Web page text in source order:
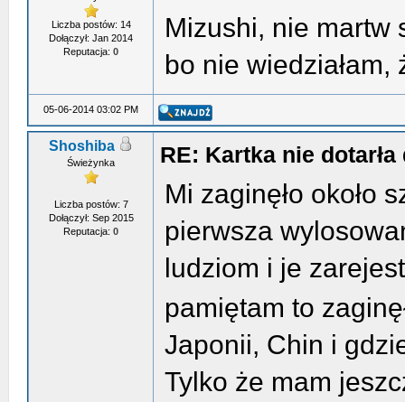
Liczba postów: 14
Dołączył: Jan 2014
Reputacja: 0
Mizushi, nie martw
bo nie
05-06-2014 03:02 PM
Shoshiba
Świeżynka
Liczba postów: 7
Dołączył: Sep 2015
Reputacja: 0
RE: Kartka nie
Mi zaginęło około
pierwsza
ludziom i je
pamiętam to
Japonii, Chin i
Tylko że mam